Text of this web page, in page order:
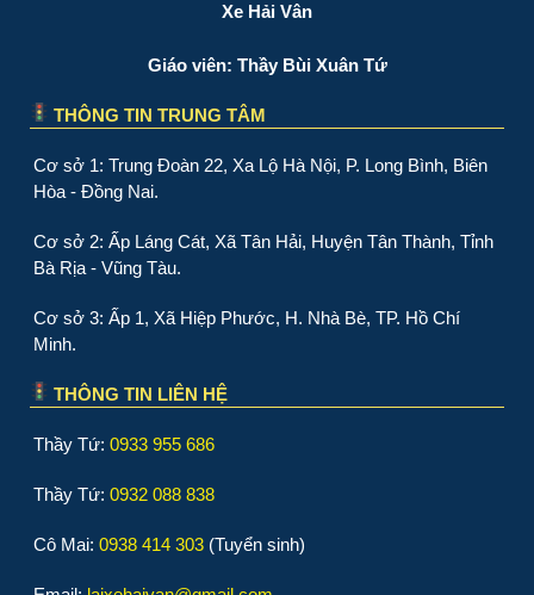
Xe Hải Vân
Giáo viên: Thầy Bùi Xuân Tứ
THÔNG TIN TRUNG TÂM
Cơ sở 1: Trung Đoàn 22, Xa Lộ Hà Nội, P. Long Bình, Biên
Hòa - Đồng Nai.
Cơ sở 2: Ấp Láng Cát, Xã Tân Hải, Huyện Tân Thành, Tỉnh
Bà Rịa - Vũng Tàu.
Cơ sở 3: Ấp 1, Xã Hiệp Phước, H. Nhà Bè, TP. Hồ Chí
Minh.
THÔNG TIN LIÊN HỆ
Thầy Tứ: 0933 955 686
Thầy Tứ: 0932 088 838
Cô Mai: 0938 414 303 (Tuyển sinh)